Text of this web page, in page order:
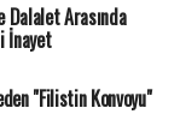
Dalalet Arasında
İnayet
"Filistin Konvoyu"